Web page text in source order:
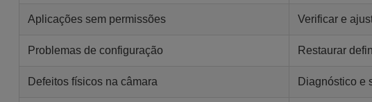
Bicicleta
de
Aplicações sem permissões Verificar e
Problemas de configuração Restaurar
Defeitos físicos na câmara Diagnóstico e